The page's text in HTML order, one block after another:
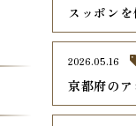
スッポン
京都府の
2026.05.16